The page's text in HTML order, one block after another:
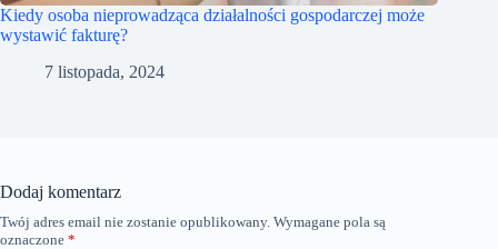
Kiedy osoba nieprowadząca działalności gospodarczej może
wystawić fakturę?
7 listopada, 2024
Dodaj komentarz
Twój adres email nie zostanie opublikowany. Wymagane pola są
oznaczone *